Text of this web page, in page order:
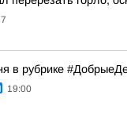
в рубрике
19:00